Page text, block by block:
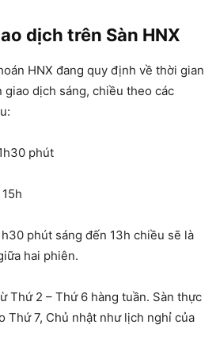
dịch trên Sàn HNX
HNX đang quy định về thời gian
giao dịch sáng, chiều theo các
phút
phút sáng đến 13h chiều sẽ là
hai phiên.
Thứ 2 – Thứ 6 hàng tuần. Sàn thực
Thứ 7, Chủ nhật như lịch nghỉ của